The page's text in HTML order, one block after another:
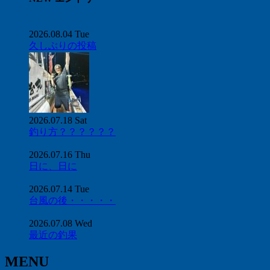
2026.08.04 Tue
久しぶりの投稿
2026.07.18 Sat
釣り方？？？？？？
2026.07.16 Thu
日に、日に
2026.07.14 Tue
台風の後・・・・・
2026.07.08 Wed
最近の釣果
MENU